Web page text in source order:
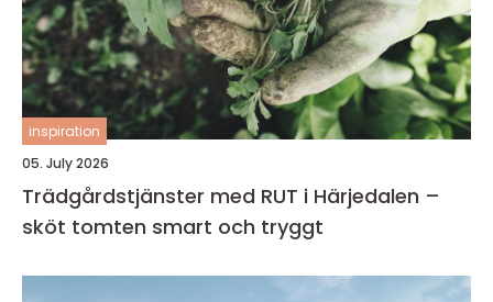
inspiration
05. July 2026
Trädgårdstjänster med RUT i Härjedalen –
sköt tomten smart och tryggt